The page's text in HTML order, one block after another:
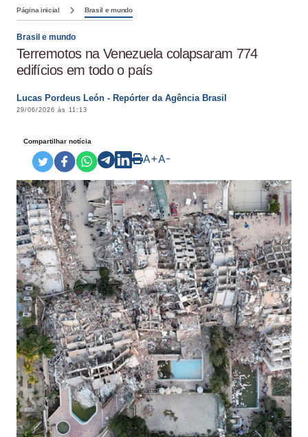
Página inicial Brasil e mundo
Brasil e mundo
Terremotos na Venezuela colapsaram 774
edifícios em todo o país
Lucas Pordeus León - Repórter da Agência Brasil
29/06/2026 às 11:13
Compartilhar notícia
A+A-